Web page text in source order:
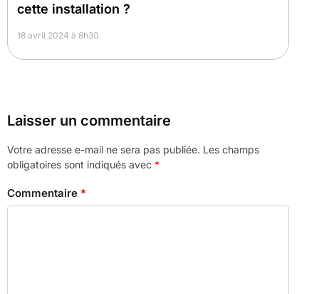
cette installation ?
18 avril 2024 à 8h30
Laisser un commentaire
Votre adresse e-mail ne sera pas publiée. Les champs
obligatoires sont indiqués avec *
Commentaire *